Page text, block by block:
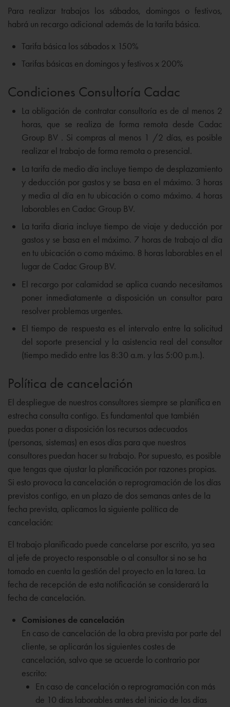
Para realizar trabajos los sábados, domingos o festivos,
habrá un recargo adicional además de la tarifa básica.
Tarifa básica los sábados x 150%
Tarifas básicas en domingos y festivos x 200%
Condiciones Consultoría Cadac
La obligación de contratar consultoría es de al menos 2
horas, que se realiza de forma remota desde Cadac
Group BV . Si compras al menos 1 /2 días, es posible
realizar el trabajo de forma remota o presencial.
La tarifa de medio día incluye tiempo de desplazamiento
y deducción por gastos y se basa en el máximo. 3 horas
y media al día en tu ubicación o como máximo. 4 horas
laborables en Cadac Group BV.
La tarifa diaria incluye tiempo de viaje y deducción por
gastos y se basa en el máximo. 7 horas de trabajo al día
en tu ubicación o como máximo. 8 horas laborables en el
lugar de Cadac Group BV.
El recargo por calamidad se aplica cuando necesitamos
poner inmediatamente a disposición un consultor para
resolver problemas urgentes.
El tiempo de respuesta es el intervalo entre la solicitud
del soporte presencial y la asistencia real del consultor
(tiempo medido entre las 8:30 a.m. y las 5:00 p.m.).
Política de cancelación
El despliegue de nuestros consultores siempre se planifica en
estrecha consulta contigo. Es fundamental que también
puedas poner a disposición los recursos adecuados
(personas, sistemas) en esos días para que nuestros
consultores puedan hacer su trabajo. Por supuesto, es posible
que tengas que ajustar la planificación por razones propias.
Si esto provoca la cancelación o reprogramación de los días
previstos contigo, en un plazo de dos semanas antes de la
fecha prevista, aplicamos la siguiente política de
cancelación:
El trabajo planificado puede cancelarse por escrito, ya sea
al jefe de proyecto responsable o al consultor si no se ha
tomado en cuenta la gestión del proyecto en la tarea. La
fecha de recepción de esta notificación se considerará la
fecha de cancelación.
Comisiones de cancelación
En caso de cancelación de la obra prevista por parte del
cliente, se aplicarán los siguientes costes de
cancelación, salvo que se acuerde lo contrario por
escrito:
En caso de cancelación o reprogramación con más
de 10 días laborables antes del inicio de los días